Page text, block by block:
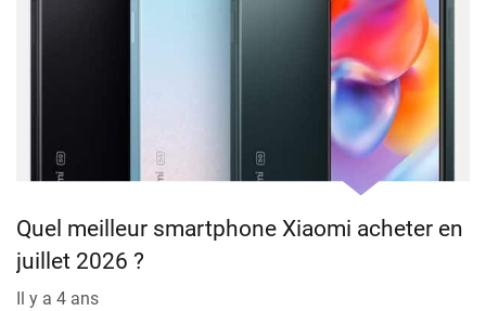
Quel meilleur smartphone Xiaomi acheter en
juillet 2026 ?
Il y a 4 ans